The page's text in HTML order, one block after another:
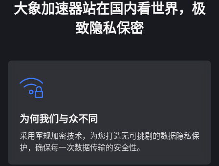
大象加速器站在国内看世界，极
致隐私保密
为何我们与众不同
采用军规加密技术，为您打造无可挑剔的数据隐私保
护，确保每一次数据传输的安全性。